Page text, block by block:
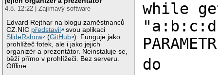
4.8. 12:22 | Zajímavý software
Edvard Rejthar na blogu zaměstnanců
CZ.NIC představil
svou aplikaci
SlideRshow
(GitHub ). Funguje jako
prohlížeč fotek, ale i jako jejich
organizér a prezentátor. Neinstaluje se,
běží přímo v prohlížeči. Bez serveru.
Offline.
while
do